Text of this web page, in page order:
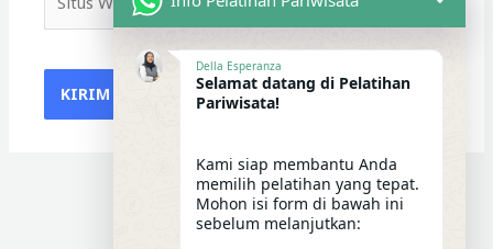
Web
Della Esperanza
Selamat datang di Pelatihan
Pariwisata!
Kami siap membantu Anda
memilih pelatihan yang tepat.
Mohon isi form di bawah ini
sebelum melanjutkan: